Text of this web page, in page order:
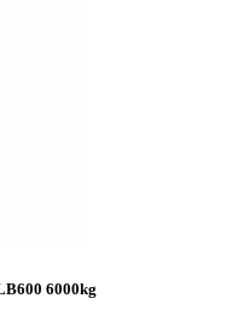
6000kg